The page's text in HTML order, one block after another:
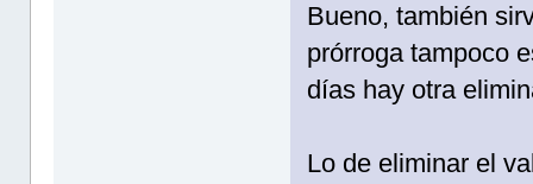
Bueno, también
prórroga tampoco
días hay otra
Lo de eliminar el